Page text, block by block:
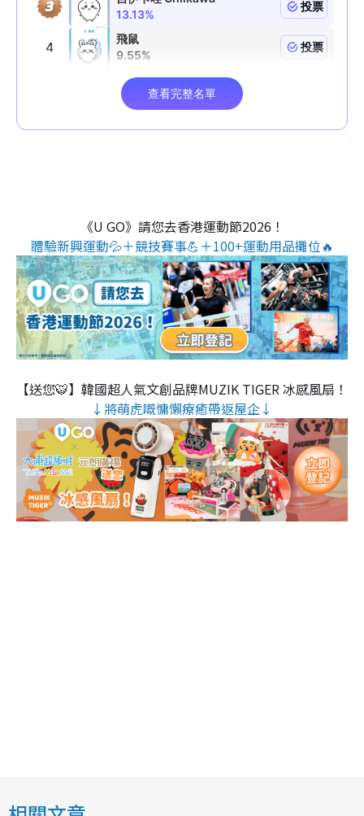
《U GO》請您去香港運動節2026！
體驗新興運動💦＋競技賽事💪＋100+運動用品攤位🔥
【送您🐯】韓國超人氣文創品牌MUZIK TIGER 冰感風扇！
↓將萌虎嘅慵懶療癒帶返屋企↓